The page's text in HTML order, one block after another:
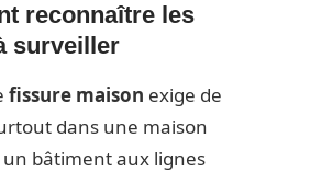
reconnaître les
surveiller
fissure maison exige de
dans une maison
bâtiment aux lignes